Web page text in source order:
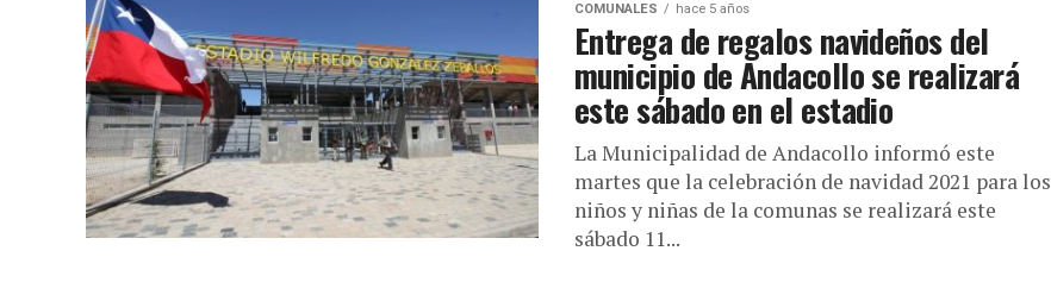
COMUNALES hace 5 años
Entrega de regalos navideños del
municipio de Andacollo se realizará
este sábado en el estadio
La Municipalidad de Andacollo informó este
martes que la celebración de navidad 2021 para los
niños y niñas de la comunas se realizará este
sábado 11...